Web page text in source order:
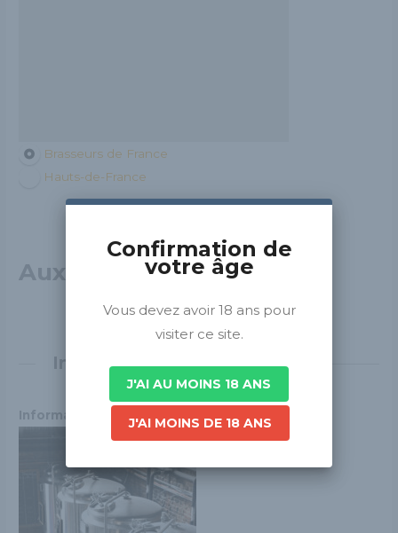
Brasseurs de France
Hauts-de-France
Aux Enfants Terribles
Informations détaillées
Informations pratiques
Confirmation de
votre âge
Vous devez avoir 18 ans pour
visiter ce site.
J'AI AU MOINS 18 ANS
J'AI MOINS DE 18 ANS